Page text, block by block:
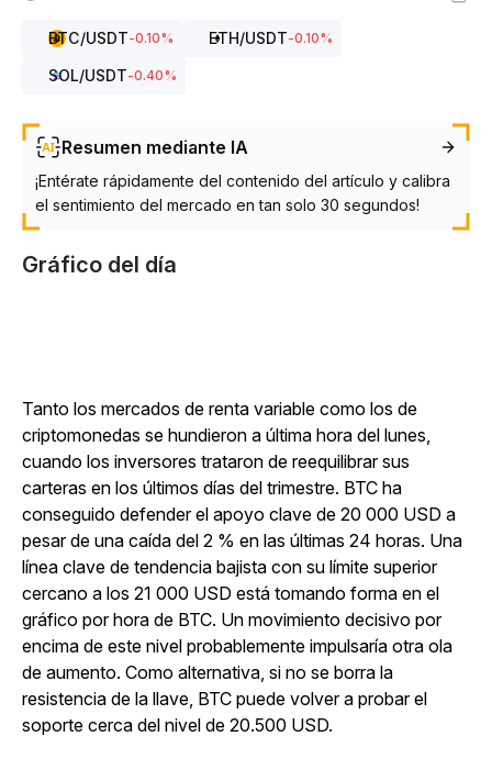
BTC/USDT-0.10% ETH/USDT-0.10%
SOL/USDT-0.40%
Resumen mediante IA
¡Entérate rápidamente del contenido del artículo y calibra
el sentimiento del mercado en tan solo 30 segundos!
Gráfico del día
Tanto los mercados de renta variable como los de
criptomonedas se hundieron a última hora del lunes,
cuando los inversores trataron de reequilibrar sus
carteras en los últimos días del trimestre. BTC ha
conseguido defender el apoyo clave de 20 000 USD a
pesar de una caída del 2 % en las últimas 24 horas. Una
línea clave de tendencia bajista con su límite superior
cercano a los 21 000 USD está tomando forma en el
gráfico por hora de BTC. Un movimiento decisivo por
encima de este nivel probablemente impulsaría otra ola
de aumento. Como alternativa, si no se borra la
resistencia de la llave, BTC puede volver a probar el
soporte cerca del nivel de 20.500 USD.